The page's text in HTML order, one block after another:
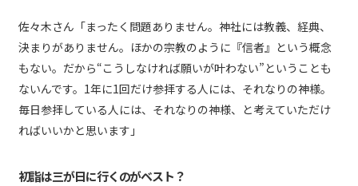
佐々木さん「まったく問題ありません。神社には教義、経典、
決まりがありません。ほかの宗教のように『信者』という概念
もない。だから“こうしなければ願いが叶わない”ということも
ないんです。1年に1回だけ参拝する人には、それなりの神様。
毎日参拝している人には、それなりの神様、と考えていただけ
ればいいかと思います」
初詣は三が日に行くのがベスト？